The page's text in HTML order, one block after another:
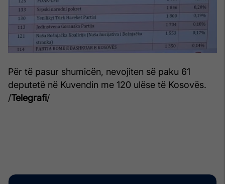
Për të pasur shumicën, nevojiten së paku 61
deputetë në Kuvendin me 120 ulëse të Kosovës.
/Telegrafi/